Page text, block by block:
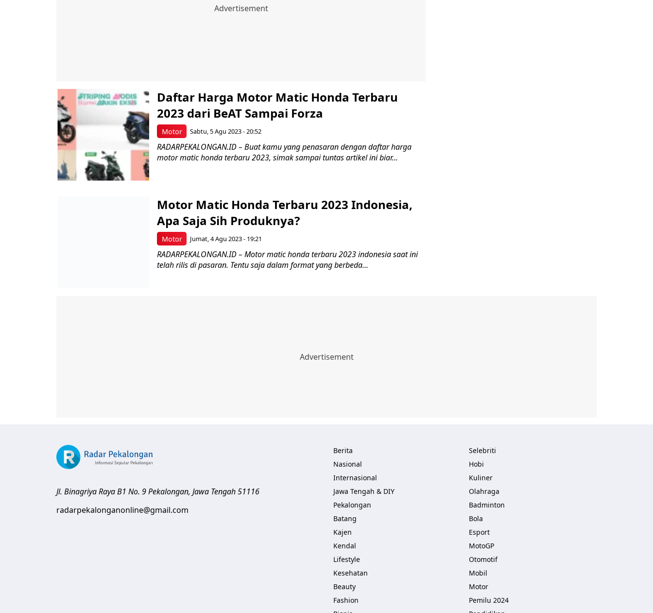
Motor
Daftar Harga Motor Matic Honda Terbaru
2023 dari BeAT Sampai Forza
Sabtu, 5 Agu 2023 - 20:52
RADARPEKALONGAN.ID – Buat kamu yang penasaran dengan daftar harga
motor matic honda terbaru 2023, simak sampai tuntas artikel ini biar...
Motor
Motor Matic Honda Terbaru 2023 Indonesia,
Apa Saja Sih Produknya?
Jumat, 4 Agu 2023 - 19:21
RADARPEKALONGAN.ID – Motor matic honda terbaru 2023 indonesia saat ini
telah rilis di pasaran. Tentu saja dalam format yang berbeda...
Jl. Binagriya Raya B1 No. 9Pekalongan, Jawa Tengah51116
radarpekalonganonline@gmail.com
Berita
Nasional
Internasional
Jawa Tengah & DIY
Pekalongan
Batang
Kajen
Kendal
Lifestyle
Kesehatan
Beauty
Fashion
Selebriti
Hobi
Kuliner
Olahraga
Badminton
Bola
Esport
MotoGP
Otomotif
Mobil
Motor
Pemilu 2024